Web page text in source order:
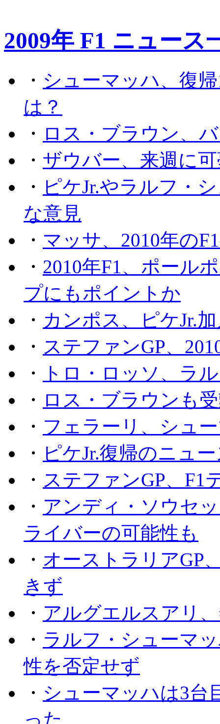
2009年 F1 ニュース
・ シューマッハ、復
は？
・ ロス・ブラウン、
・ ザウバー、来週に
・ ピケJr.やラルフ・
な意見
・ マッサ、2010年の
・ 2010年F1、ポール
プにもポイントか
・ カンポス、ピケJr.
・ ステファンGP、
・
トロ・ロッソ、ラ
・ ロス・ブラウンも
・ フェラーリ、シュ
・ ピケJr.復帰のニュ
・ ステファンGP、F1
・ アンディ・ソウセ
ライバーの可能性も
・ オーストラリアGP
きず
・ アルグエルスアリ
・ ラルフ・シューマ
性を否定せず
・ シューマッハは3台
った